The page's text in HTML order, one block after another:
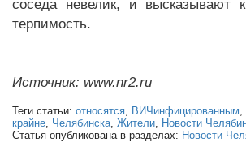
соседа невелик, и
терпимость.
Источник: www.nr2.ru
Теги статьи: относятся, ВИЧинфицированным,
крайне, Челябинска, Жители, Новости
Статья опубликована в разделах: Новости